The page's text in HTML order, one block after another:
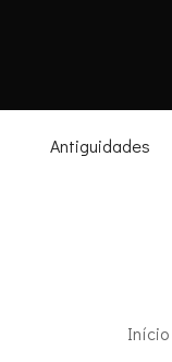
Antiguidades
Início